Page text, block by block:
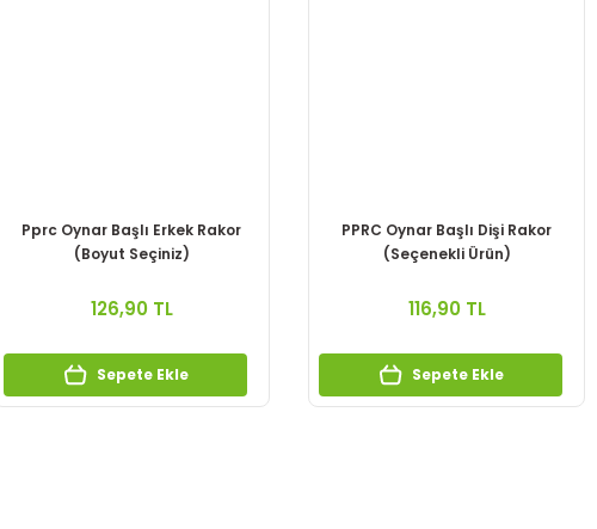
Pprc Oynar Başlı Erkek Rakor
(Boyut Seçiniz)
126,90 TL
Sepete Ekle
PPRC Oynar Başlı Dişi Rakor
(Seçenekli Ürün)
116,90 TL
Sepete Ekle